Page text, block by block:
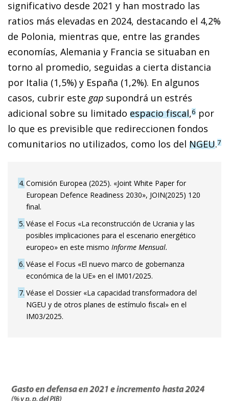
significativo desde 2021 y han mostrado las
ratios más elevadas en 2024, destacando el 4,2%
de Polonia, mientras que, entre las grandes
economías, Alemania y Francia se situaban en
torno al promedio, seguidas a cierta distancia
por Italia (1,5%) y España (1,2%). En algunos
casos, cubrir este gap supondrá un estrés
adicional sobre su limitado espacio fiscal,6 por
lo que es previsible que redireccionen fondos
comunitarios no utilizados, como los del NGEU.7
4 Comisión Europea (2025). «Joint White Paper for
European Defence Readiness 2030», JOIN(2025) 120
final.
5 Véase el Focus «La reconstrucción de Ucrania y las
posibles implicaciones para el escenario energético
europeo» en este mismo Informe Mensual.
6 Véase el Focus «El nuevo marco de gobernanza
económica de la UE» en el IM01/2025.
7 Véase el Dossier «La capacidad transformadora del
NGEU y de otros planes de estímulo fiscal» en el
IM03/2025.